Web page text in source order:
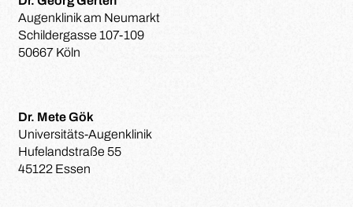
Augenklinik am Neumarkt
Schildergasse 107-109
50667 Köln
Dr. Mete Gök
Universitäts-Augenklinik
Hufelandstraße 55
45122 Essen